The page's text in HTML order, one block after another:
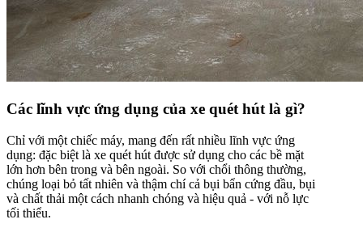
Các lĩnh vực ứng dụng của xe quét hút là gì?
Chỉ với một chiếc máy, mang đến rất nhiều lĩnh vực ứng
dụng: đặc biệt là xe quét hút được sử dụng cho các bề mặt
lớn hơn bên trong và bên ngoài. So với chổi thông thường,
chúng loại bỏ tất nhiên và thậm chí cả bụi bẩn cứng đầu, bụi
và chất thải một cách nhanh chóng và hiệu quả - với nỗ lực
tối thiểu.